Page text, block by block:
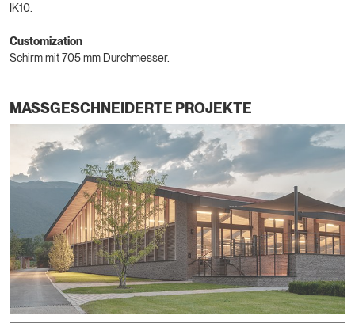
IK10.
Customization
Schirm mit 705 mm Durchmesser.
MASSGESCHNEIDERTE PROJEKTE